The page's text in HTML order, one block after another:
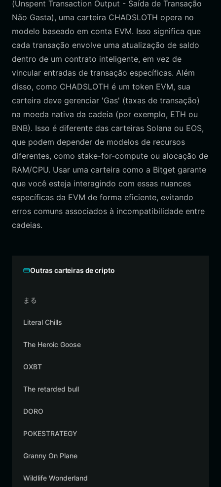
(Unspent Transaction Output - Saída de Transação
Não Gasta), uma carteira CHADSLOTH opera no
modelo baseado em conta EVM. Isso significa que
cada transação envolve uma atualização de saldo
dentro de um contrato inteligente, em vez de
vincular entradas de transação específicas. Além
disso, como CHADSLOTH é um token EVM, sua
carteira deve gerenciar 'Gas' (taxas de transação)
na moeda nativa da cadeia (por exemplo, ETH ou
BNB). Isso é diferente das carteiras Solana ou EOS,
que podem depender de modelos de recursos
diferentes, como stake-for-compute ou alocação de
RAM/CPU. Usar uma carteira como a Bitget garante
que você esteja interagindo com essas nuances
específicas da EVM de forma eficiente, evitando
erros comuns associados à incompatibilidade entre
cadeias.
Outras carteiras de cripto
まる
Literal Chills
The Heroic Goose
OXBT
The retarded bull
DORO
POKESTRATEGY
Granny On Plane
Wildlife Wonderland